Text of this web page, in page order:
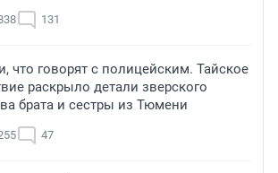
131
что говорят с полицейским. Тайское
раскрыло детали зверского
брата и сестры из Тюмени
47